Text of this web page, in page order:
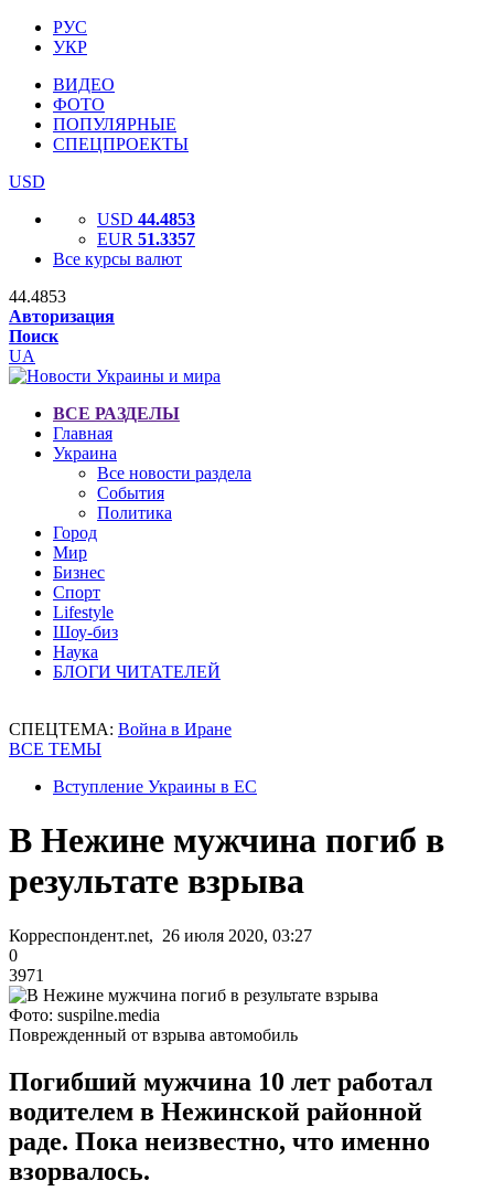
РУС
УКР
ВИДЕО
ФОТО
ПОПУЛЯРНЫЕ
СПЕЦПРОЕКТЫ
USD
USD 44.4853
EUR 51.3357
Все курсы валют
44.4853
Авторизация
Поиск
UA
ВСЕ РАЗДЕЛЫ
Главная
Украина
Все новости раздела
События
Политика
Город
Мир
Бизнес
Спорт
Lifestyle
Шоу-биз
Наука
БЛОГИ ЧИТАТЕЛЕЙ
СПЕЦТЕМА: Война в Иране
ВСЕ ТЕМЫ
Вступление Украины в ЕС
В Нежине мужчина погиб в
результате взрыва
Корреспондент.net, 26 июля 2020, 03:27
0
3971
Фото: suspilne.media
Поврежденный от взрыва автомобиль
Погибший мужчина 10 лет работал
водителем в Нежинской районной
раде. Пока неизвестно, что именно
взорвалось.